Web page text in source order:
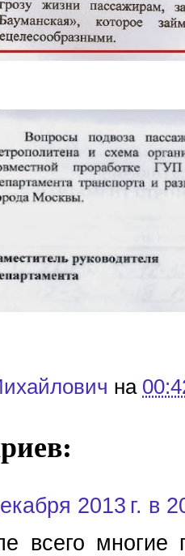
на
2013 г. в
всего